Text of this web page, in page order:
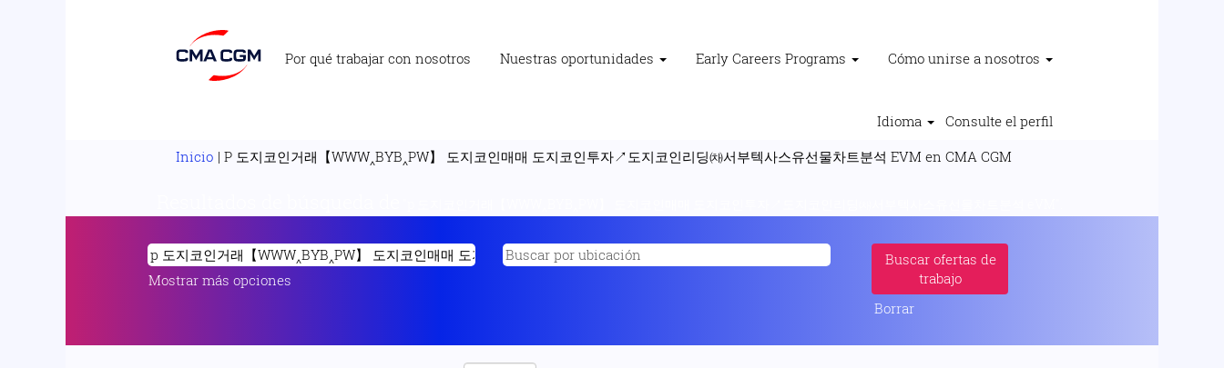
Por qué trabajar con nosotros Nuestras oportunidades Early Careers Programs Cómo unirse a nosotros
Idioma
Consulte el perfil
Inicio | P 도지코인거래【WWW‸BYB‸PW】 도지코인매매 도지코인투자↗도지코인리딩㈗서부텍사스유선물차트분석 EVM en CMA CGM
Mostrar más opciones
Borrar